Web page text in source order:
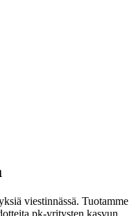
viestinnässä. Tuotamme
pk-yritysten kasvun